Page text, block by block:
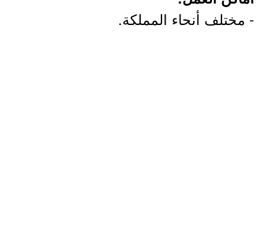
- مختلف أنحاء المملكة.